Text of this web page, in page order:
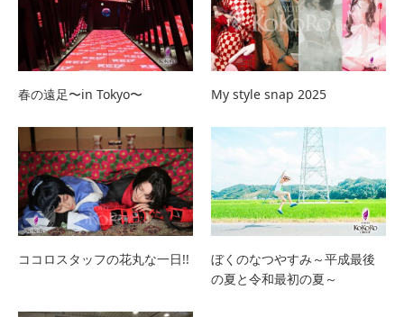
春の遠足〜in Tokyo〜 My style snap 2025
ココロスタッフの花丸な一日!!
ぼくのなつやすみ～平成最後
の夏と令和最初の夏～